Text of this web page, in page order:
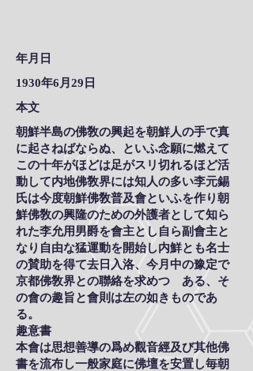
年月日
1930年6月29日
本文
朝鮮半島の佛敎の興起を朝鮮人の手で真
に起さねばならぬ、といふ念願に燃えて
この十年がほどは足がスリ切れるほど活
動して内地佛敎界には知人の多い李元錫
氏は今度朝鮮佛敎普及會といふを作り朝
鮮佛敎の興隆のための外護者として知ら
れた李允用男爵を會主とし自ら副會主と
なり自由な猛運動を開始し内鮮とも名士
の賛助を得て去日入洛、今月中の豫定で
京都佛敎界との聯絡を求めつゝある、そ
の會の趣旨と會則は左の如きものであ
る。
趣意書
本會は思想善導の爲め觀音經及び其他佛
書を流布し一般家庭に佛壇を安置し毎朝